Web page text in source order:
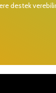
destek